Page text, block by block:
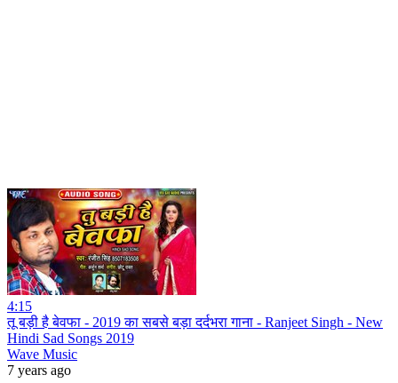
4:15
तू बड़ी है बेवफा - 2019 का सबसे बड़ा दर्दभरा गाना - Ranjeet Singh - New
Hindi Sad Songs 2019
Wave Music
7 years ago